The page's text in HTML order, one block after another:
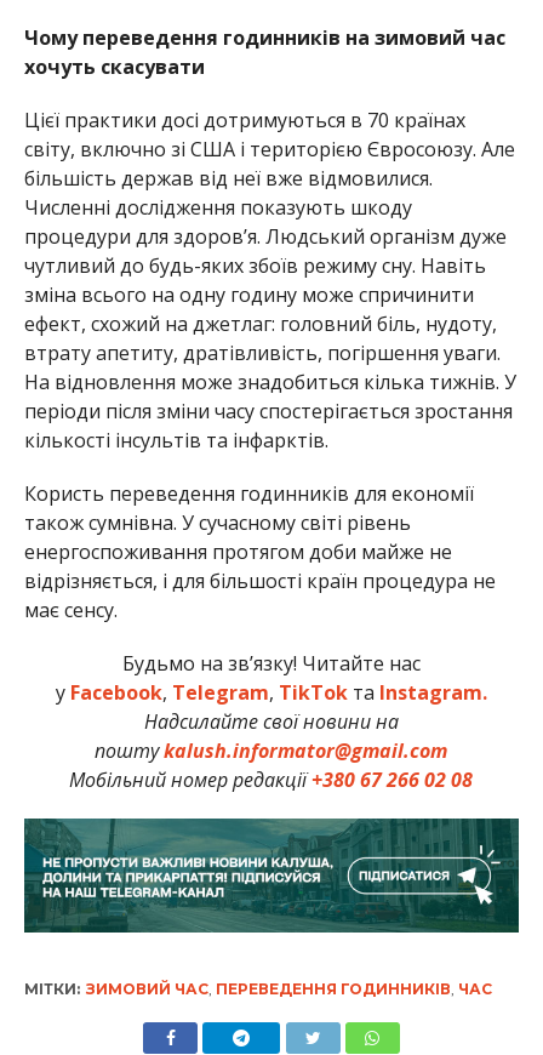
Чому переведення годинників на зимовий час
хочуть скасувати
Цієї практики досі дотримуються в 70 країнах
світу, включно зі США і територією Євросоюзу. Але
більшість держав від неї вже відмовилися.
Численні дослідження показують шкоду
процедури для здоров’я. Людський організм дуже
чутливий до будь-яких збоїв режиму сну. Навіть
зміна всього на одну годину може спричинити
ефект, схожий на джетлаг: головний біль, нудоту,
втрату апетиту, дратівливість, погіршення уваги.
На відновлення може знадобиться кілька тижнів. У
періоди після зміни часу спостерігається зростання
кількості інсультів та інфарктів.
Користь переведення годинників для економії
також сумнівна. У сучасному світі рівень
енергоспоживання протягом доби майже не
відрізняється, і для більшості країн процедура не
має сенсу.
Будьмо на зв’язку! Читайте нас
у Facebook, Telegram, TikTokта Instagram.
Надсилайте свої новини на
поштуkalush.informator@gmail.com
Мобільний номер редакції+380 67 266 02 08
МІТКИ: ЗИМОВИЙ ЧАС, ПЕРЕВЕДЕННЯ ГОДИННИКІВ, ЧАС